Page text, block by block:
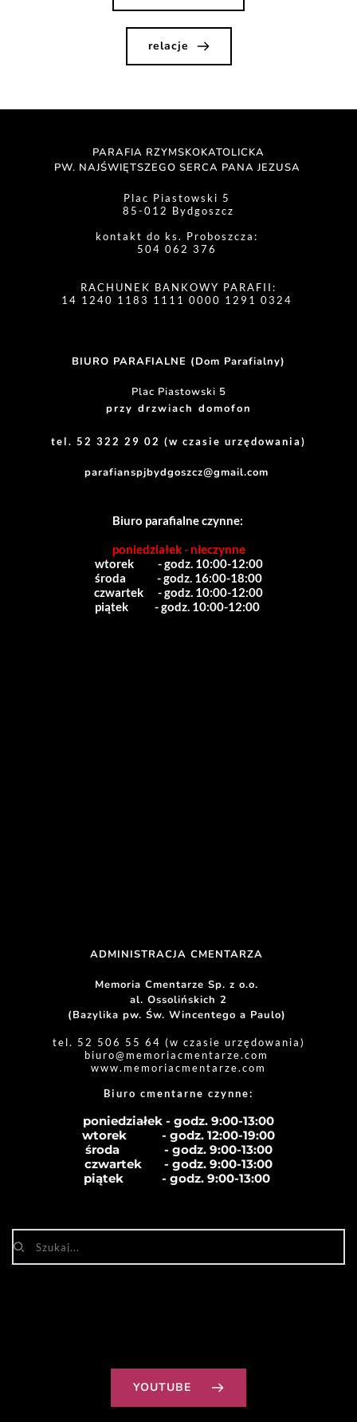
relacje
PARAFIA RZYMSKOKATOLICKA
PW. NAJŚWIĘTSZEGO SERCA PANA JEZUSA
Plac Piastowski 5
85-012 Bydgoszcz
kontakt do ks. Proboszcza:
504 062 376
RACHUNEK BANKOWY PARAFII:
14 1240 1183 1111 0000 1291 0324
BIURO PARAFIALNE (Dom Parafialny)
Plac Piastowski 5
przy drzwiach domofon
tel. 52 322 29 02 (w czasie urzędowania)
parafianspjbydgoszcz@gmail.com
Biuro parafialne czynne:
poniedziałek - nieczynne
wtorek          - godz. 10:00-12:00
środa             - godz. 16:00-18:00
czwartek      - godz. 10:00-12:00
piątek           - godz. 10:00-12:00
ADMINISTRACJA CMENTARZA
Memoria Cmentarze Sp. z o.o.
al. Ossolińskich 2
(Bazylika pw. Św. Wincentego a Paulo)
tel. 52 506 55 64 (w czasie urzędowania)
biuro@memoriacmentarze.com
www.memoriacmentarze.com
Biuro cmentarne czynne:
poniedziałek - godz. 9:00-13:00
wtorek           - godz. 12:00-19:00
środa              - godz. 9:00-13:00
czwartek       - godz. 9:00-13:00
piątek            - godz. 9:00-13:00
YOUTUBE